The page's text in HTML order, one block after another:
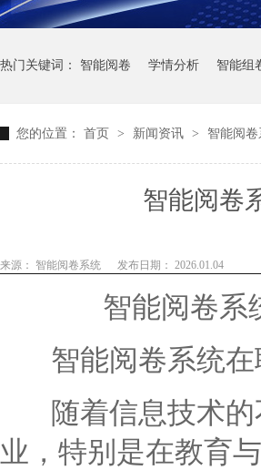
热门关键词： 智能阅卷 学情分析 智能组
您的位置： 首页 > 新闻资讯 > 智能阅
智能阅卷
来源： 智能阅卷系统 发布日期： 2026.01.04
智能阅卷系
智能阅卷系统在
随着信息技术的
业，特别是在教育